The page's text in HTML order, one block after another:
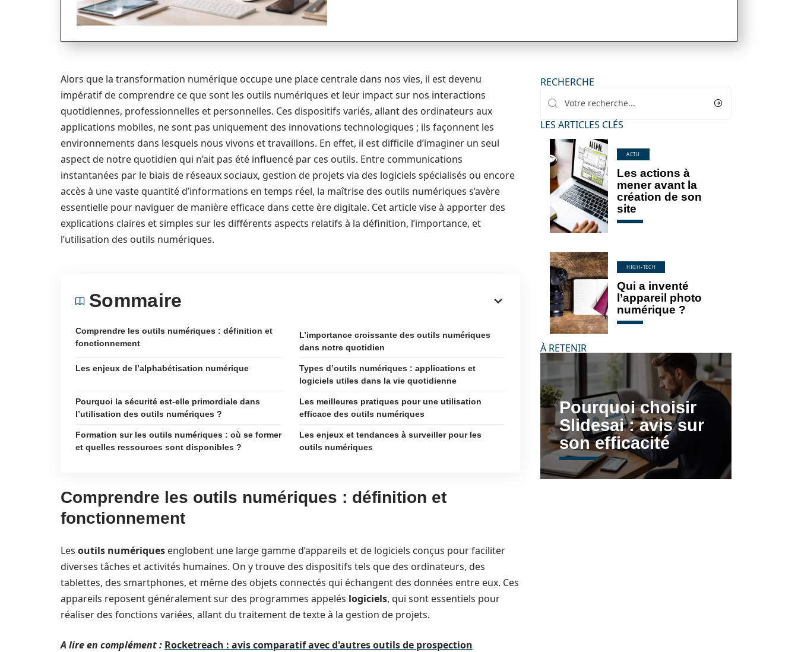
Alors que la transformation numérique occupe une place centrale dans nos vies, il est devenu
impératif de comprendre ce que sont les outils numériques et leur impact sur nos interactions
quotidiennes, professionnelles et personnelles. Ces dispositifs variés, allant des ordinateurs aux
applications mobiles, ne sont pas uniquement des innovations technologiques ; ils façonnent les
environnements dans lesquels nous vivons et travaillons. En effet, il est difficile d’imaginer un seul
aspect de notre quotidien qui n’ait pas été influencé par ces outils. Entre communications
instantanées par le biais de réseaux sociaux, gestion de projets via des logiciels spécialisés ou encore
accès à une vaste quantité d’informations en temps réel, la maîtrise des outils numériques s’avère
essentielle pour naviguer de manière efficace dans cette ère digitale. Cet article vise à apporter des
explications claires et simples sur les différents aspects relatifs à la définition, l’importance, et
l’utilisation des outils numériques.
Sommaire
Comprendre les outils numériques : définition et
fonctionnement
L’importance croissante des outils numériques
dans notre quotidien
Les enjeux de l’alphabétisation numérique
Types d’outils numériques : applications et
logiciels utiles dans la vie quotidienne
Pourquoi la sécurité est-elle primordiale dans
l’utilisation des outils numériques ?
Les meilleures pratiques pour une utilisation
efficace des outils numériques
Formation sur les outils numériques : où se former
et quelles ressources sont disponibles ?
Les enjeux et tendances à surveiller pour les
outils numériques
Comprendre les outils numériques : définition et
fonctionnement
Les outils numériques englobent une large gamme d’appareils et de logiciels conçus pour faciliter
diverses tâches et activités humaines. On y trouve des dispositifs tels que des ordinateurs, des
tablettes, des smartphones, et même des objets connectés qui échangent des données entre eux. Ces
appareils reposent généralement sur des programmes appelés logiciels, qui sont essentiels pour
réaliser des fonctions variées, allant du traitement de texte à la gestion de projets.
A lire en complément : Rocketreach : avis comparatif avec d'autres outils de prospection
RECHERCHE
LES ARTICLES CLÉS
ACTU
Les actions à
mener avant la
création de son
site
HIGH-TECH
Qui a inventé
l’appareil photo
numérique ?
À RETENIR
Pourquoi choisir
Slidesai : avis sur
son efficacité